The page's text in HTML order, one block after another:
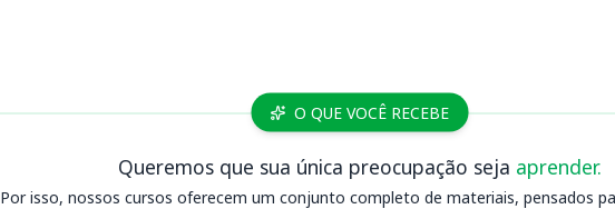
O QUE VOCÊ RECEBE
Queremos que sua única preocupação seja aprender.
Por isso, nossos cursos oferecem um conjunto completo de materiais, pensados